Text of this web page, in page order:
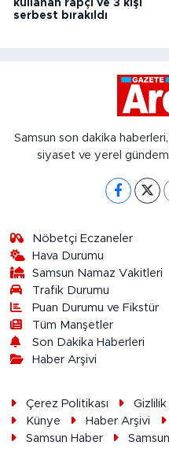
kullanan rapçi ve 3 kişi
serbest bırakıldı
Samsun son dakika
siyaset ve yerel
Nöbetçi Eczaneler
Hava Durumu
Samsun Namaz Vakitleri
Trafik Durumu
Puan Durumu ve Fikstür
Tüm Manşetler
Son Dakika Haberleri
Haber Arşivi
Çerez Politikası
Künye
Haber Arşivi
Samsun Haber